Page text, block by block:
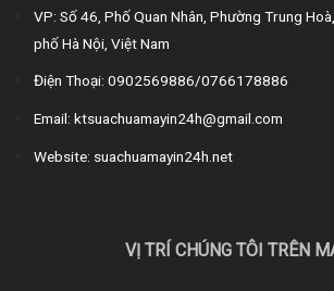
VP: Số 46, Phố Quan Nhân, Phường Trung
phố Hà Nội, Việt Nam
Điện Thoại: 0902569886/0766178886
Email: ktsuachuamayin24h@gmail.com
Website: suachuamayin24h.net
VỊ TRÍ CHÚNG TÔI TRÊN